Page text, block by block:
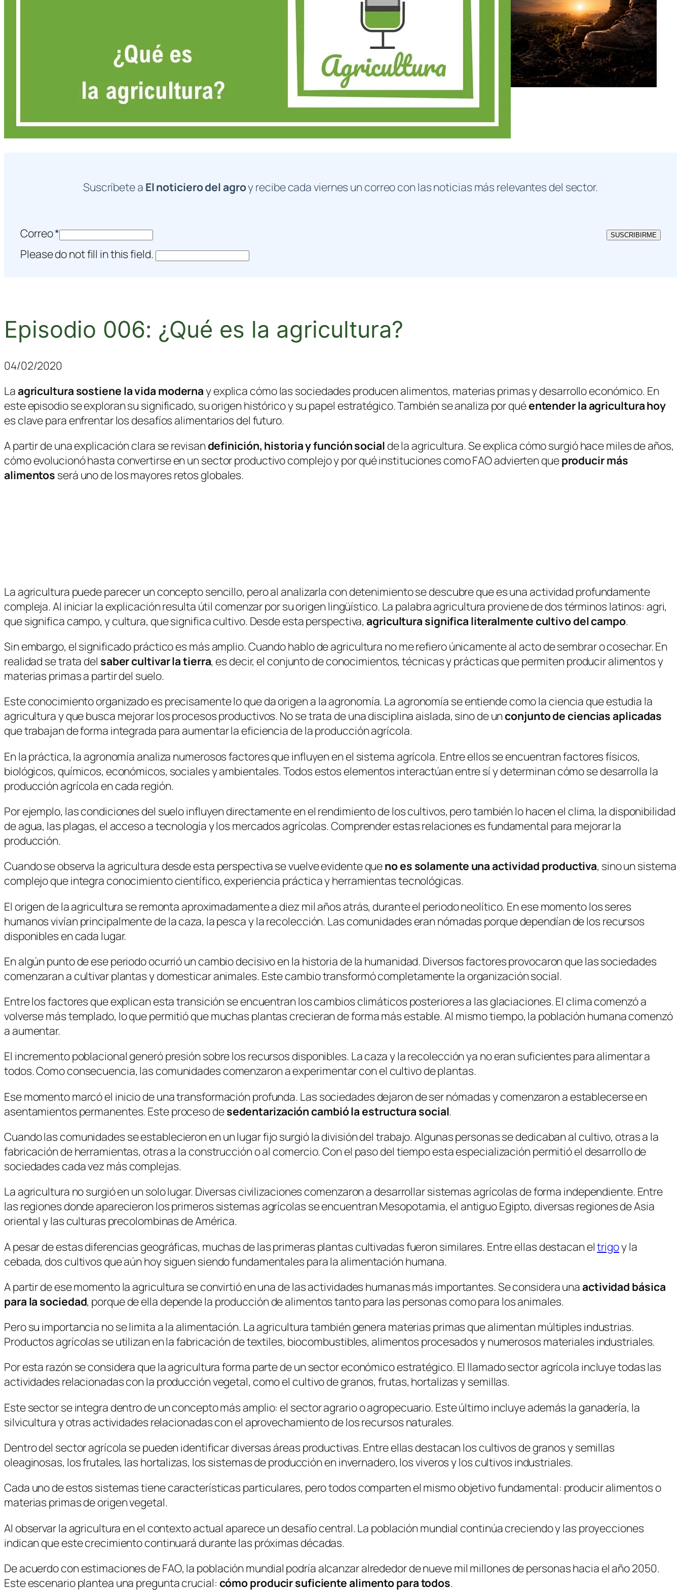
Suscríbete a El noticiero del agroy recibe cada viernes un correo con las noticias más relevantes del sector.
Correo* SUSCRIBIRME
Please do not fill in this field.
Episodio 006: ¿Qué es la agricultura?
04/02/2020
Laagricultura sostiene la vida modernay explica cómo las sociedades producen alimentos, materias primas y desarrollo económico. En
este episodio se exploran su significado, su origen histórico y su papel estratégico. También se analiza por quéentender la agricultura hoy
es clave para enfrentar los desafíos alimentarios del futuro.
A partir de una explicación clara se revisandefinición, historia y función socialde la agricultura. Se explica cómo surgió hace miles de años,
cómo evolucionó hasta convertirse en un sector productivo complejo y por qué instituciones comoFAOadvierten queproducir más
alimentos será uno de los mayores retos globales.
La agricultura puede parecer un concepto sencillo, pero al analizarla con detenimiento se descubre que es una actividad profundamente
compleja. Al iniciar la explicación resulta útil comenzar por su origen lingüístico. La palabra agricultura proviene de dos términos latinos: agri,
que significa campo, ycultura, que significa cultivo. Desde esta perspectiva,agricultura significa literalmente cultivo del campo.
Sin embargo, el significado práctico es más amplio. Cuando hablo de agricultura no me refiero únicamente al acto de sembrar o cosechar. En
realidad se trata del saber cultivar la tierra, es decir, el conjunto de conocimientos, técnicas y prácticas que permiten producir alimentos y
materias primas a partir del suelo.
Este conocimiento organizado es precisamente lo que da origen a la agronomía. La agronomía se entiende como la ciencia que estudia la
agricultura y que busca mejorar los procesos productivos. No se trata de una disciplina aislada, sino de unconjunto de ciencias aplicadas
que trabajan de forma integrada para aumentar la eficiencia de la producción agrícola.
En la práctica, la agronomía analiza numerosos factores que influyen en el sistema agrícola. Entre ellos se encuentran factores físicos,
biológicos, químicos, económicos, sociales y ambientales. Todos estos elementos interactúan entre sí y determinan cómo se desarrolla la
producción agrícola en cada región.
Por ejemplo, las condiciones del suelo influyen directamente en el rendimiento de los cultivos, pero también lo hacen el clima, la disponibilidad
de agua, las plagas, el acceso a tecnología y los mercados agrícolas. Comprender estas relaciones es fundamental para mejorar la
producción.
Cuando se observa la agricultura desde esta perspectiva se vuelve evidente queno es solamente una actividad productiva, sino un sistema
complejo que integra conocimiento científico, experiencia práctica y herramientas tecnológicas.
El origen de la agricultura se remonta aproximadamente a diez mil años atrás, durante el periodo neolítico. En ese momento los seres
humanos vivían principalmente de la caza, la pesca y la recolección. Las comunidades eran nómadas porque dependían de los recursos
disponibles en cada lugar.
En algún punto de ese periodo ocurrió un cambio decisivo en la historia de la humanidad. Diversos factores provocaron que las sociedades
comenzaran a cultivar plantas y domesticar animales. Este cambio transformó completamente la organización social.
Entre los factores que explican esta transición se encuentran los cambios climáticos posteriores a las glaciaciones. El clima comenzó a
volverse más templado, lo que permitió que muchas plantas crecieran de forma más estable. Al mismo tiempo, la población humana comenzó
a aumentar.
El incremento poblacional generó presión sobre los recursos disponibles. La caza y la recolección ya no eran suficientes para alimentar a
todos. Como consecuencia, las comunidades comenzaron a experimentar con el cultivo de plantas.
Ese momento marcó el inicio de una transformación profunda. Las sociedades dejaron de ser nómadas y comenzaron a establecerse en
asentamientos permanentes. Este proceso desedentarización cambió la estructura social.
Cuando las comunidades se establecieron en un lugar fijo surgió la división del trabajo. Algunas personas se dedicaban al cultivo, otras a la
fabricación de herramientas, otras a la construcción o al comercio. Con el paso del tiempo esta especialización permitió el desarrollo de
sociedades cada vez más complejas.
La agricultura no surgió en un solo lugar. Diversas civilizaciones comenzaron a desarrollar sistemas agrícolas de forma independiente. Entre
las regiones donde aparecieron los primeros sistemas agrícolas se encuentran Mesopotamia, el antiguo Egipto, diversas regiones de Asia
oriental y las culturas precolombinas de América.
A pesar de estas diferencias geográficas, muchas de las primeras plantas cultivadas fueron similares. Entre ellas destacan eltrigoy la
cebada, dos cultivos que aún hoy siguen siendo fundamentales para la alimentación humana.
A partir de ese momento la agricultura se convirtió en una de las actividades humanas más importantes. Se considera unaactividad básica
para la sociedad, porque de ella depende la producción de alimentos tanto para las personas como para los animales.
Pero su importancia no se limita a la alimentación. La agricultura también genera materias primas que alimentan múltiples industrias.
Productos agrícolas se utilizan en la fabricación de textiles, biocombustibles, alimentos procesados y numerosos materiales industriales.
Por esta razón se considera que la agricultura forma parte de un sector económico estratégico. El llamado sector agrícola incluye todas las
actividades relacionadas con la producción vegetal, como el cultivo de granos, frutas, hortalizas y semillas.
Este sector se integra dentro de un concepto más amplio: el sector agrario o agropecuario. Este último incluye además la ganadería, la
silvicultura y otras actividades relacionadas con el aprovechamiento de los recursos naturales.
Dentro del sector agrícola se pueden identificar diversas áreas productivas. Entre ellas destacan los cultivos de granos y semillas
oleaginosas, los frutales, las hortalizas, los sistemas de producción en invernadero, los viveros y los cultivos industriales.
Cada uno de estos sistemas tiene características particulares, pero todos comparten el mismo objetivo fundamental: producir alimentos o
materias primas de origen vegetal.
Al observar la agricultura en el contexto actual aparece un desafío central. La población mundial continúa creciendo y las proyecciones
indican que este crecimiento continuará durante las próximas décadas.
De acuerdo con estimaciones deFAO, la población mundial podría alcanzar alrededor de nueve mil millones de personas hacia el año 2050.
Este escenario plantea una pregunta crucial: cómo producir suficiente alimento para todos.